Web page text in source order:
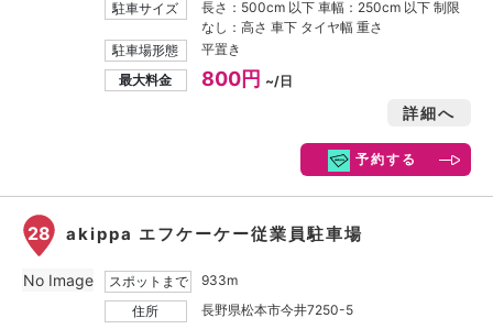
駐車サイズ
長さ：500cm 以下 車幅：250cm 以下 制限
なし：高さ 車下 タイヤ幅 重さ
駐車場形態
平置き
最大料金
800円 ~/日
詳細へ
予約する
28 akippa エフケーケー従業員駐車場
スポットまで
933m
住所
長野県松本市今井7250-5
No Image